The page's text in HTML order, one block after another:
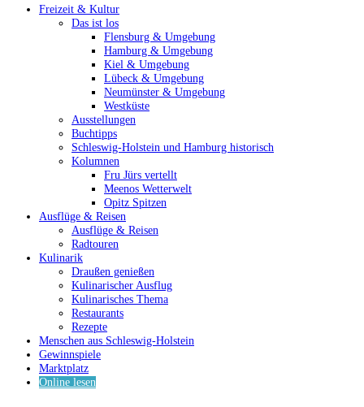
Freizeit & Kultur
Das ist los
Flensburg & Umgebung
Hamburg & Umgebung
Kiel & Umgebung
Lübeck & Umgebung
Neumünster & Umgebung
Westküste
Ausstellungen
Buchtipps
Schleswig-Holstein und Hamburg historisch
Kolumnen
Fru Jürs vertellt
Meenos Wetterwelt
Opitz Spitzen
Ausflüge & Reisen
Ausflüge & Reisen
Radtouren
Kulinarik
Draußen genießen
Kulinarischer Ausflug
Kulinarisches Thema
Restaurants
Rezepte
Menschen aus Schleswig-Holstein
Gewinnspiele
Marktplatz
Online lesen